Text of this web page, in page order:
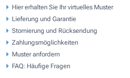
Hier erhalten Sie Ihr virtuelles Muster
Lieferung und Garantie
Stornierung und Rücksendung
Zahlungsmöglichkeiten
Muster anfordern
FAQ: Häufige Fragen